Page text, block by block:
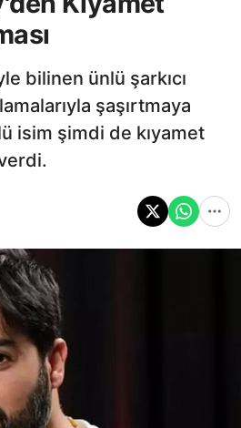
bilinen ünlü şarkıcı
şaşırtmaya
isim şimdi de kıyamet